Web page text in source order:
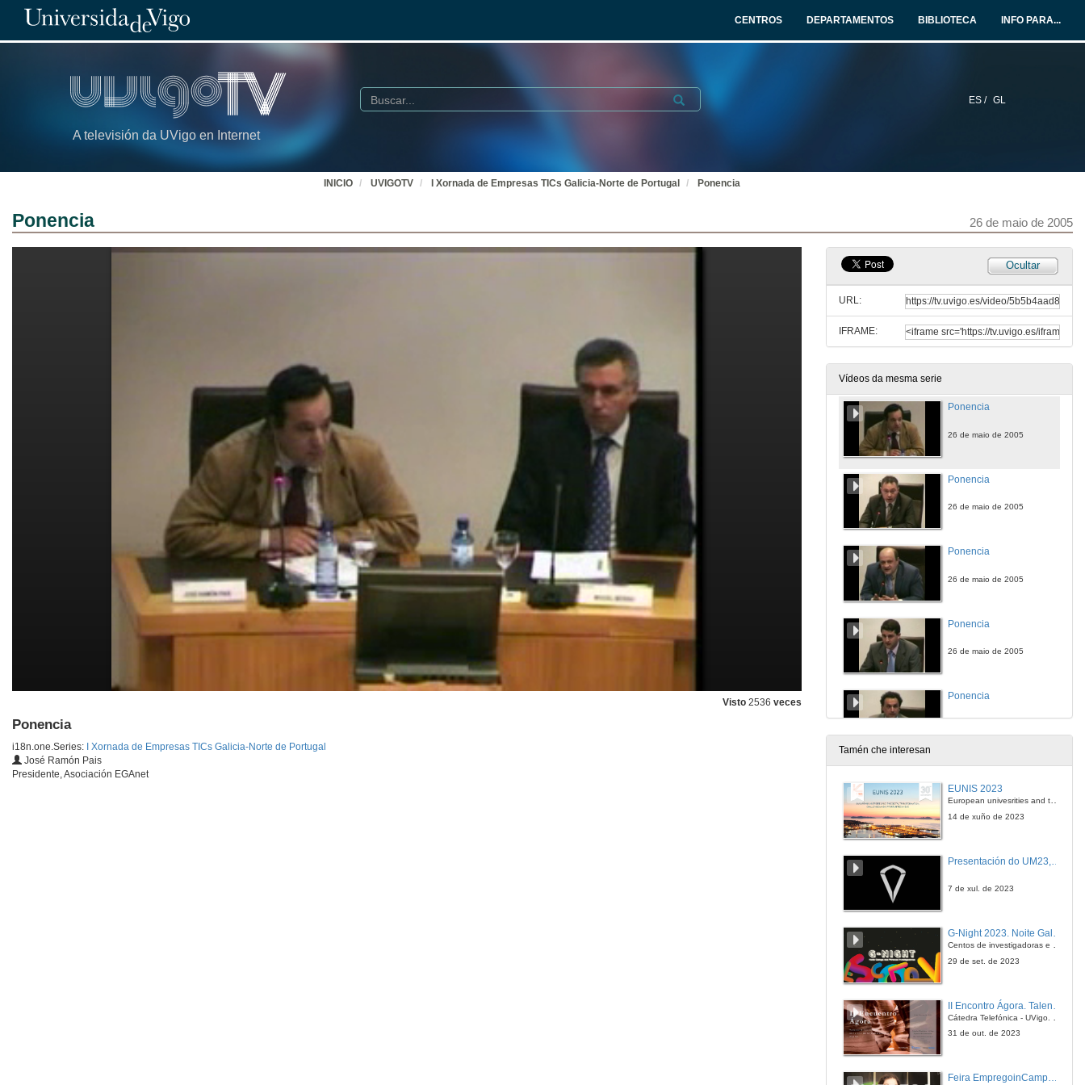
CENTROS DEPARTAMENTOS BIBLIOTECA INFO PARA...
A televisión da UVigo en Internet
ES / GL
Buscar Submit
INICIO UVIGOTV I Xornada de Empresas TICs Galicia-Norte de Portugal Ponencia
Ponencia 26 de maio de 2005
Visto 2536 veces
Ponencia
i18n.one.Series:
I Xornada de Empresas TICs Galicia-Norte de Portugal
José Ramón Pais
Presidente, Asociación EGAnet
Ocultar
URL:
IFRAME:
Vídeos da mesma serie
Ponencia
Ponencia
26 de maio de 2005
Ponencia
26 de maio de 2005
Ponencia
26 de maio de 2005
Ponencia
26 de maio de 2005
Ponencia
26 de maio de 2005
Ponencia
Ponencia
26 de maio de 2005
26 de maio de 2005
Tamén che interesan
EUNIS 2023
European univesrities and the digital transformation: challenges and opportunities ahead
14 de xuño de 2023
7 de xul. de 2023
G-Night 2023. Noite Galega das Persoas Investigadoras. Conciencias creativas
Centos de investigadoras e investigadores, decenas de actividades e sete cidades
29 de set. de 2023
Cátedra Telefónica - UVigo. Espazos de innovación
31 de out. de 2023
Feira EmpregoinCampus Vigo 2024